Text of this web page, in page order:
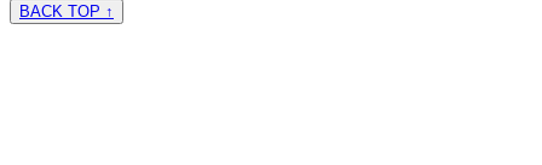
BACK TOP ↑